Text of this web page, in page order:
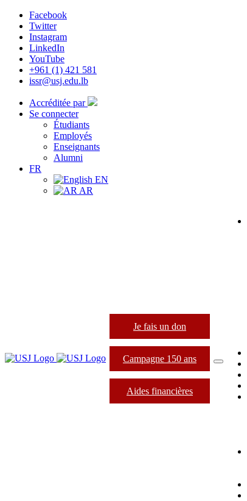
Facebook
Twitter
Instagram
LinkedIn
YouTube
+961 (1) 421 581
issr@usj.edu.lb
Accréditée par
Se connecter
Étudiants
Employés
Enseignants
Alumni
FR
EN
AR
Je fais un don
Campagne 150 ans
Aides financières